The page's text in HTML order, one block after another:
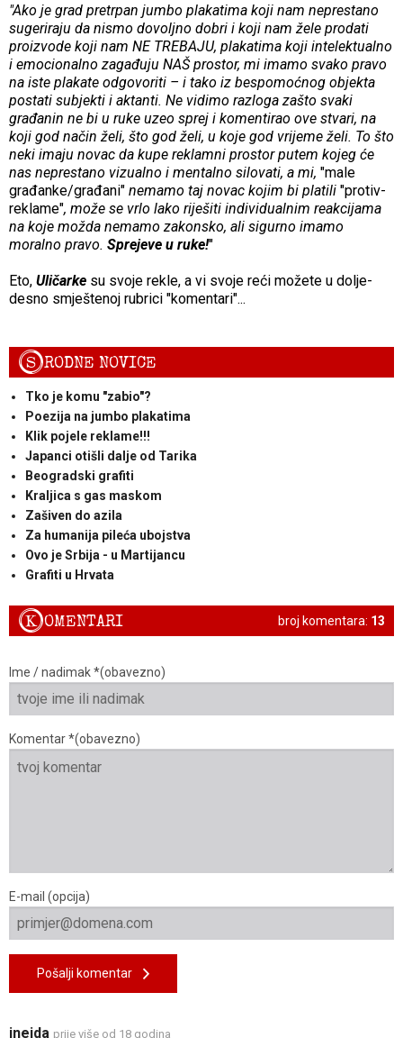
"Ako je grad pretrpan jumbo plakatima koji nam neprestano
sugeriraju da nismo dovoljno dobri i koji nam žele prodati
proizvode koji nam NE TREBAJU, plakatima koji intelektualno
i emocionalno zagađuju NAŠ prostor, mi imamo svako pravo
na iste plakate odgovoriti – i tako iz bespomoćnog objekta
postati subjekti i aktanti. Ne vidimo razloga zašto svaki
građanin ne bi u ruke uzeo sprej i komentirao ove stvari, na
koji god način želi, što god želi, u koje god vrijeme želi. To što
neki imaju novac da kupe reklamni prostor putem kojeg će
nas neprestano vizualno i mentalno silovati, a mi, "male
građanke/građani" nemamo taj novac kojim bi platili "protiv-
reklame", može se vrlo lako riješiti individualnim reakcijama
na koje možda nemamo zakonsko, ali sigurno imamo
moralno pravo. Sprejeve u ruke!"
Eto, Uličarke su svoje rekle, a vi svoje reći možete u dolje-
desno smještenoj rubrici "komentari"...
SRODNE NOVICE
Tko je komu "zabio"?
Poezija na jumbo plakatima
Klik pojele reklame!!!
Japanci otišli dalje od Tarika
Beogradski grafiti
Kraljica s gas maskom
Zašiven do azila
Za humanija pileća ubojstva
Ovo je Srbija - u Martijancu
Grafiti u Hrvata
broj komentara: 13
KOMENTARI
Ime / nadimak *(obavezno)
Komentar *(obavezno)
E-mail (opcija)
Pošalji komentar
ineida prije više od 18 godina